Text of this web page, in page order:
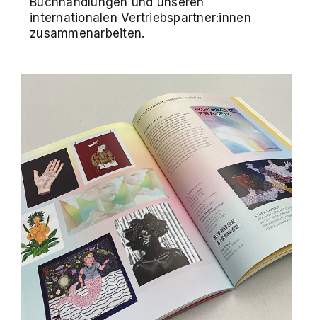
internationalen Vertriebspartner:innen
zusammenarbeiten.